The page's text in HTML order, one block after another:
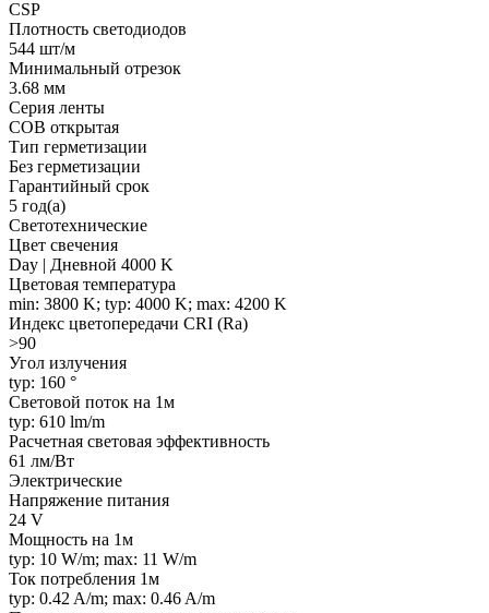
CSP
Плотность светодиодов
544 шт/м
Минимальный отрезок
3.68 мм
Серия ленты
COB открытая
Тип герметизации
Без герметизации
Гарантийный срок
5 год(а)
Светотехнические
Цвет свечения
Day | Дневной 4000 K
Цветовая температура
min: 3800 K; typ: 4000 K; max: 4200 K
Индекс цветопередачи CRI (Ra)
>90
Угол излучения
typ: 160 °
Световой поток на 1м
typ: 610 lm/m
Расчетная световая эффективность
61 лм/Вт
Электрические
Напряжение питания
24 V
Мощность на 1м
typ: 10 W/m; max: 11 W/m
Ток потребления 1м
typ: 0.42 A/m; max: 0.46 A/m